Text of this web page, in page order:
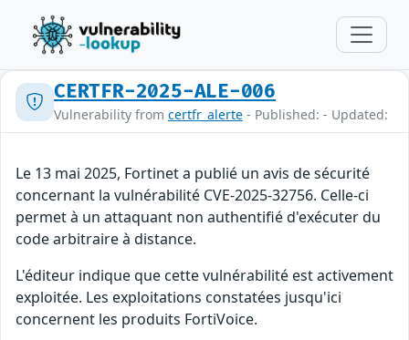
CERTFR-2025-ALE-006
Vulnerability from certfr_alerte - Published: - Updated:
Le 13 mai 2025, Fortinet a publié un avis de sécurité
concernant la vulnérabilité CVE-2025-32756. Celle-ci
permet à un attaquant non authentifié d'exécuter du
code arbitraire à distance.
L'éditeur indique que cette vulnérabilité est activement
exploitée. Les exploitations constatées jusqu'ici
concernent les produits FortiVoice.